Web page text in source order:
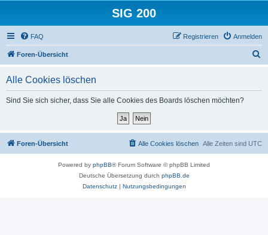
SIG 200
FAQ Anmelden
Registrieren
Foren-Übersicht
Alle Cookies löschen
Sind Sie sich sicher, dass Sie alle Cookies des Boards löschen möchten?
Foren-Übersicht Alle Zeiten sind UTC
Alle Cookies löschen
Powered by phpBB® Forum Software © phpBB Limited
Deutsche Übersetzung durch phpBB.de
Datenschutz| Nutzungsbedingungen